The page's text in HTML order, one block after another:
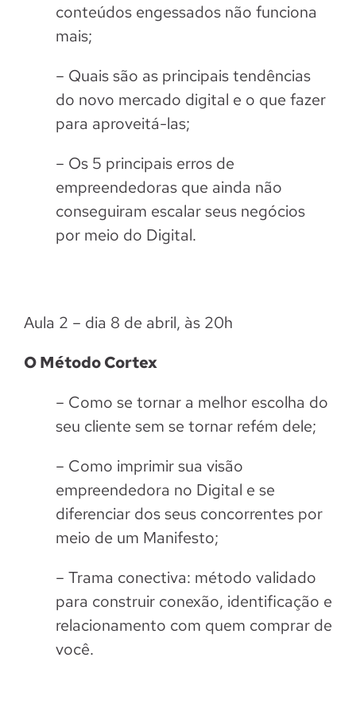
conteúdos engessados não funciona
mais;
– Quais são as principais tendências
do novo mercado digital e o que fazer
para aproveitá-las;
– Os 5 principais erros de
empreendedoras que ainda não
conseguiram escalar seus negócios
por meio do Digital.
Aula 2 – dia 8 de abril, às 20h
O Método Cortex
– Como se tornar a melhor escolha do
seu cliente sem se tornar refém dele;
– Como imprimir sua visão
empreendedora no Digital e se
diferenciar dos seus concorrentes por
meio de um Manifesto;
– Trama conectiva: método validado
para construir conexão, identificação e
relacionamento com quem comprar de
você.